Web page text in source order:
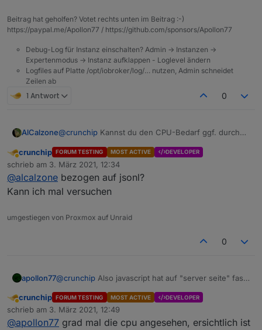
Hatte zwischenzeitlich nur ein paar Rules getestet
und wieder gelöscht.
da ein Zusammenhang besteht?
allerdings nicht ins Gewicht fallen, ansonsten nichts
am System verändert.
Beitrag hat geholfen? Votet rechts unten im Beitrag :-)
https://paypal.me/Apollon77 / https://github.com/sponsors/Apollon77
Debug-Log für Instanz einschalten? Admin -> Instanzen ->
Expertenmodus -> Instanz aufklappen - Loglevel ändern
Logfiles auf Platte /opt/iobroker/log/… nutzen, Admin schneidet
Zeilen ab
1 Antwort 0
AlCalzone@crunchip Kannst du den CPU-Bedarf ggf. durch
Abwesend
crunchip FORUM TESTING MOST ACTIVE DEVELOPER
schrieb am 3. März 2021, 12:34
zuletzt editiert von
@alcalzone bezogen auf jsonl?
Kann ich mal versuchen
umgestiegen von Proxmox auf Unraid
0
apollon77@crunchip Also javascript hat auf "server seite" fast
unwahrscheinlich
Abwesend
crunchip FORUM TESTING MOST ACTIVE DEVELOPER
schrieb am 3. März 2021, 12:49
zuletzt editiert von
@apollon77 grad mal die cpu angesehen, ersichtlich ist